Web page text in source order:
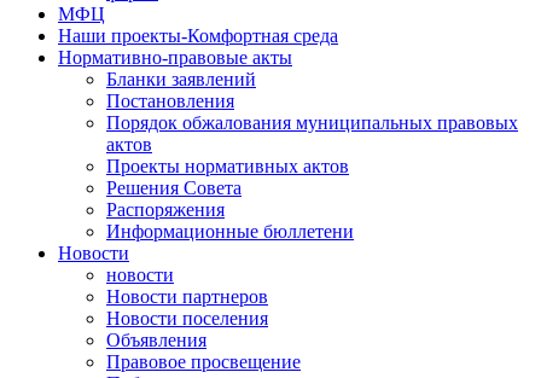
МФЦ
Наши проекты-Комфортная среда
Нормативно-правовые акты
Бланки заявлений
Постановления
Порядок обжалования муниципальных правовых
актов
Проекты нормативных актов
Решения Совета
Распоряжения
Информационные бюллетени
Новости
новости
Новости партнеров
Новости поселения
Объявления
Правовое просвещение